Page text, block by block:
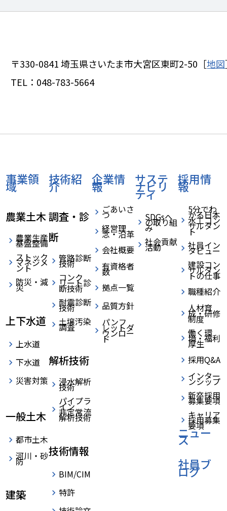
〒330-0841埼玉県さいたま市大宮区東町2-50［地図
TEL： 048-783-5664
事業領
域
農業土木
農業生産
基盤整備
ストック
マネジメ
ント
防災・減
災
上下水道
上水道
下水道
災害対策
一般土木
都市土木
河川・砂
防
建築
技術紹
介
調査・診
断
管路診断
技術
コンク
リート診
断技術
耐震診断
技術
土壌汚染
調査
解析技術
浸水解析
技術
パイプラ
イン
非定常流
解析技術
技術情報
BIM/CIM
特許
企業情
報
ごあいさ
つ
経営理
念・沿革
会社概要
有資格者
数
拠点一覧
品質方針
パンフ
レットダ
ウンロー
ド
サステ
ナビリ
ティ
SDGsへ
の取り組
み
社会貢献
活動
採用情
報
5分でわ
かる日本
水工コン
サルタン
ト
社員イン
タビュー
建設コン
サルタン
トの仕事
職種紹介
人材育
成・研修
制度
働く環
境・福利
厚生
採用Q&A
インター
ンシップ
新卒採用
募集要項
キャリア
採用募集
要項
ニュー
ス
社員ブ
ログ